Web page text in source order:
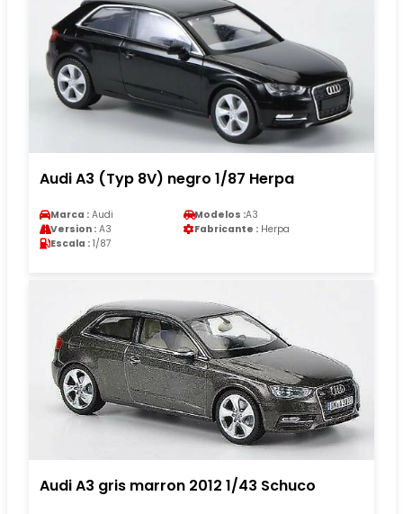
Audi A3 (Typ 8V) negro 1/87 Herpa
Marca : Audi Modelos :A3
Version : A3 Fabricante : Herpa
Escala : 1/87
Audi A3 gris marron 2012 1/43 Schuco